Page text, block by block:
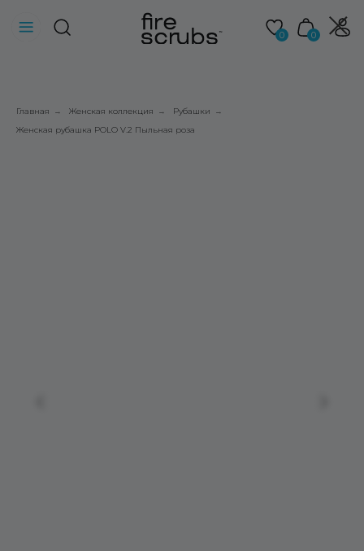
Главная → Женская коллекция → Рубашки →
Женская рубашка POLO V.2 Пыльная роза